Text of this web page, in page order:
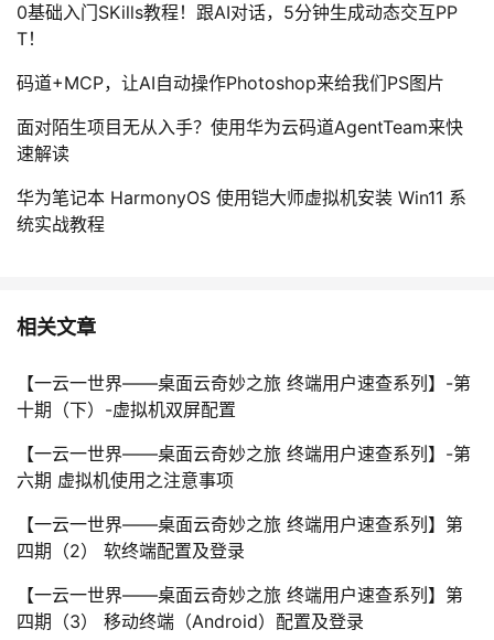
0基础入门SKills教程！跟AI对话，5分钟生成动态交互PP
T！
码道+MCP，让AI自动操作Photoshop来给我们PS图片
面对陌生项目无从入手？使用华为云码道AgentTeam来快
速解读
华为笔记本 HarmonyOS 使用铠大师虚拟机安装 Win11 系
统实战教程
相关文章
【一云一世界——桌面云奇妙之旅 终端用户速查系列】-第
十期（下）-虚拟机双屏配置
【一云一世界——桌面云奇妙之旅 终端用户速查系列】-第
六期 虚拟机使用之注意事项
【一云一世界——桌面云奇妙之旅 终端用户速查系列】第
四期（2） 软终端配置及登录
【一云一世界——桌面云奇妙之旅 终端用户速查系列】第
四期（3） 移动终端（Android）配置及登录